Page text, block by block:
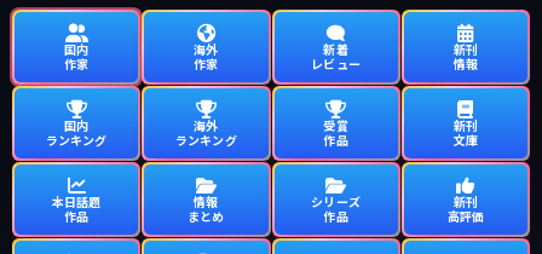
国内
作家
海外
作家
新着
レビュー
新刊
情報
国内
ランキング
海外
ランキング
受賞
作品
新刊
文庫
本日話題
作品
情報
まとめ
シリーズ
作品
新刊
高評価